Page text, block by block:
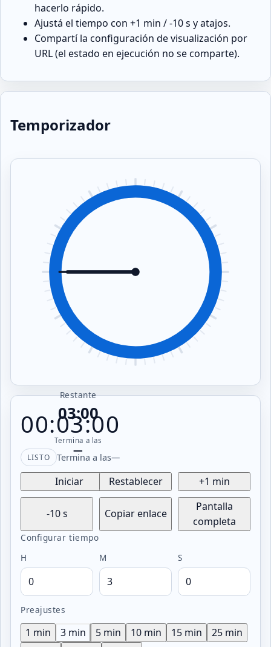
hacerlo rápido.
Ajustá el tiempo con +1 min / -10 s y atajos.
Compartí la configuración de visualización por
URL (el estado en ejecución no se comparte).
Temporizador
Restante
03:00
Termina a las
—
00:03:00
LISTO Termina a las—
Iniciar Restablecer +1 min
-10 s Copiar enlace
Pantalla
completa
Configurar tiempo
H
M S
Preajustes
1 min 3 min 5 min 10 min 15 min
25 min